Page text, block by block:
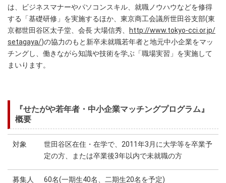
は、ビジネスマナーやパソコンスキル、就職ノウハウなどを修得
する「基礎研修」を実施するほか、東京商工会議所世田谷支部(東
京都世田谷区太子堂、会長 大場信秀、
http://www.tokyo-cci.or.jp/
setagaya/)の協力のもと新卒未就職若年者と地元中小企業をマッ
チングし、働きながら知識や技術を学ぶ「職場実習」を実施して
まいります。
『せたがや若年者・中小企業マッチングプログラム』
概要
対象
世田谷区在住・在学で、2011年3月に大学等を卒業予
定の方、または卒業後3年以内で未就職の方
募集人
60名(一期生40名、二期生20名を予定)